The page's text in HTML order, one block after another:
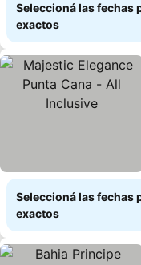
Seleccioná las fechas
exactos
Seleccioná las fechas
exactos